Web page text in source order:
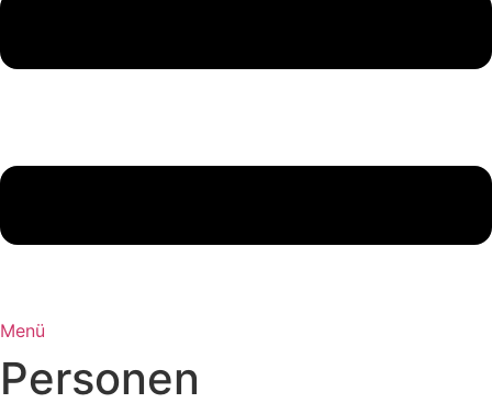
Menü
Personen